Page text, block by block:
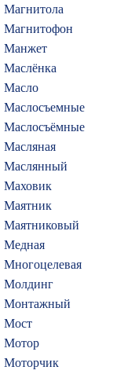
Магнитола
Магнитофон
Манжет
Маслёнка
Масло
Маслосъемные
Маслосъёмные
Масляная
Маслянный
Маховик
Маятник
Маятниковый
Медная
Многоцелевая
Молдинг
Монтажный
Мост
Мотор
Моторчик